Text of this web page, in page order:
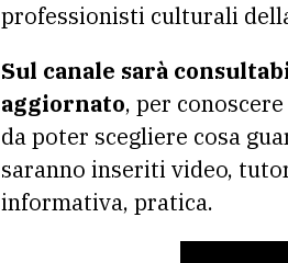
professionisti culturali
Sul canale sarà
aggiornato, per
da poter scegliere cosa
saranno inseriti video,
informativa, pratica.